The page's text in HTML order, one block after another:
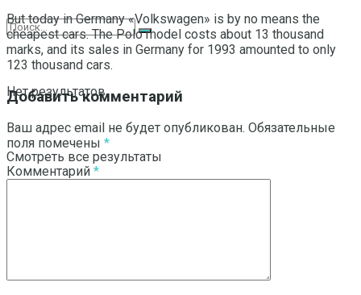
Нет результатов
Смотреть все результаты
But today in Germany «Volkswagen» is by no means the
cheapest cars. The Polo model costs about 13 thousand
marks, and its sales in Germany for 1993 amounted to only
123 thousand cars.
Добавить комментарий
Ваш адрес email не будет опубликован. Обязательные
поля помечены *
Комментарий *